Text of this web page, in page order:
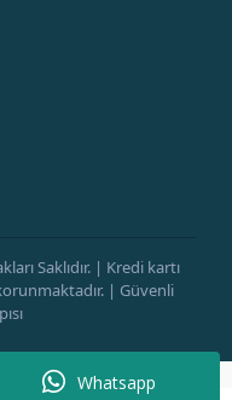
Whatsapp
Saklıdır. | Kredi kartı
| Güvenli